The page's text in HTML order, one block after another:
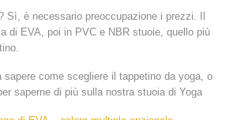
Sì, è necessario preoccupazione i prezzi. Il
di EVA, poi in PVC e NBR stuoie, quello più
sapere come scegliere il tappetino da yoga, o
saperne di più sulla nostra stuoia di Yoga